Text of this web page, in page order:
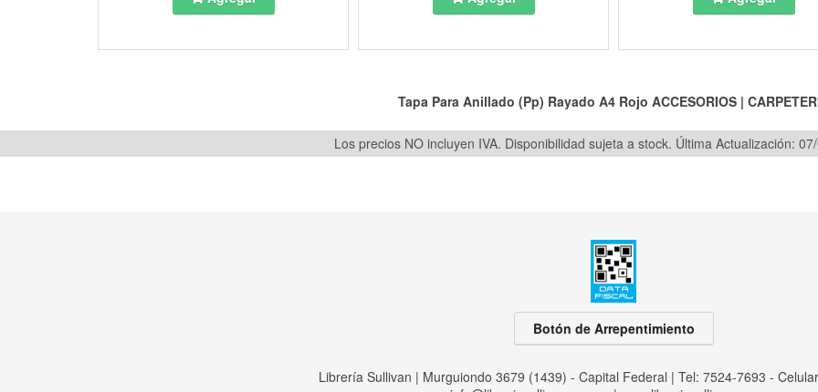
Tapa Para Anillado (Pp) Rayado A4 Rojo ACCESORIOS|
Los precios NO incluyen IVA. Disponibilidad sujeta a stock. Última Actualización:
Botón de Arrepentimiento
Librería Sullivan | Murguiondo 3679 (1439) - Capital Federal | Tel: 7524-7693 -